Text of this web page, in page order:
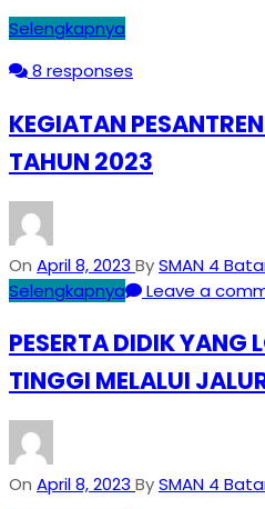
Selengkapnya
8 responses
KEGIATAN
TAHUN 2023
On April 8, 2023 BySMAN 4
Selengkapnya
Leave a
PESERTA DIDIK YANG
TINGGI MELALUI
On April 8, 2023 BySMAN 4